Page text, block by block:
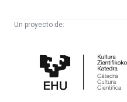
Un proyecto de:
Cultura
Científica